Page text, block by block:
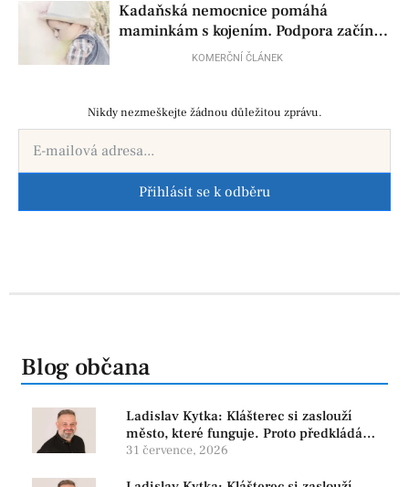
Kadaňská nemocnice pomáhá
maminkám s kojením. Podpora začíná
už před porodemKOMERČNÍ ČLÁNEK
Nikdy nezmeškejte žádnou důležitou zprávu.
Přihlásit se k odběru
Blog občana
Ladislav Kytka: Klášterec si zaslouží
město, které funguje. Proto předkládáme
program, který řeší skutečné problémy
31 července, 2026